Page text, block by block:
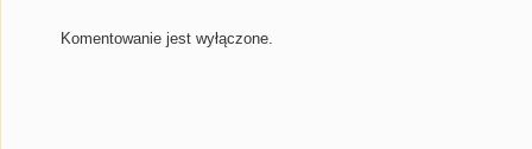
Komentowanie jest wyłączone.